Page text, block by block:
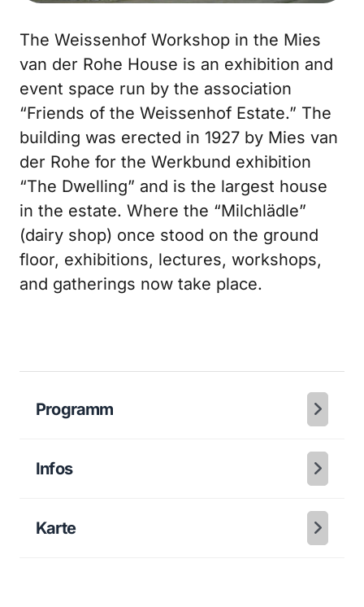
The Weissenhof Workshop in the Mies
van der Rohe House is an exhibition and
event space run by the association
“Friends of the Weissenhof Estate.” The
building was erected in 1927 by Mies van
der Rohe for the Werkbund exhibition
“The Dwelling” and is the largest house
in the estate. Where the “Milchlädle”
(dairy shop) once stood on the ground
floor, exhibitions, lectures, workshops,
and gatherings now take place.
Programm
Infos
Karte